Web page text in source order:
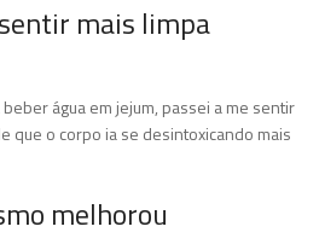
mais limpa
água em jejum, passei a me sentir
que o corpo ia se desintoxicando mais
melhorou